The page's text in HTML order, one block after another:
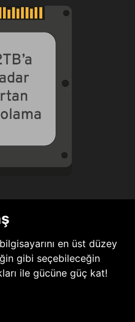
en üst düzey
gibi seçebileceğin
ile gücüne güç kat!